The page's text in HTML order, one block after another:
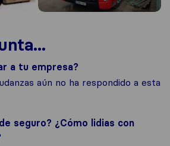
a tu empresa?
aún no ha respondido a esta
seguro? ¿Cómo lidias con